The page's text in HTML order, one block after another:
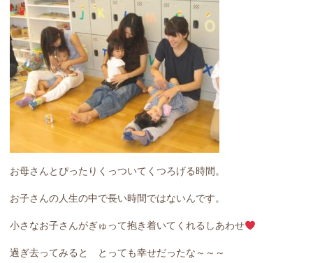
お母さんとぴったりくっついてくつろげる時間。
お子さんの人生の中で長い時間ではないんです。
小さなお子さんがぎゅって抱き着いてくれるしあわせ
過ぎ去ってみると とっても幸せだったな～～～